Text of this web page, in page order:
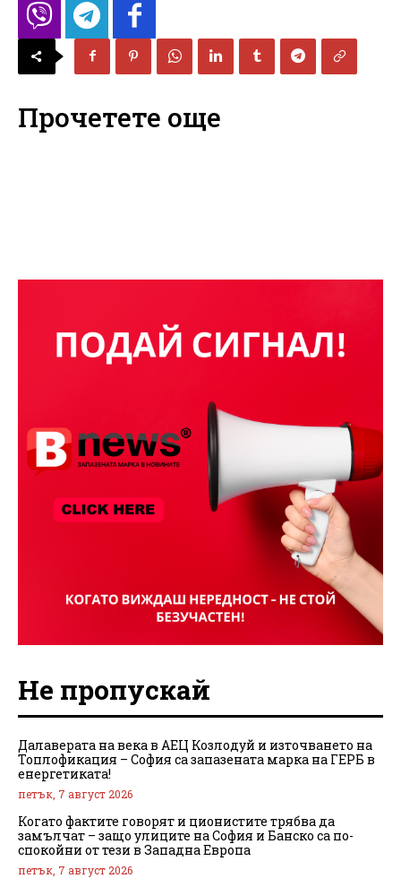
Прочетете още
Не пропускай
Далаверата на века в АЕЦ Козлодуй и източването на
Топлофикация – София са запазената марка на ГЕРБ в
енергетиката!
петък, 7 август 2026
Когато фактите говорят и ционистите трябва да
замълчат – защо улиците на София и Банско са по-
спокойни от тези в Западна Европа
петък, 7 август 2026